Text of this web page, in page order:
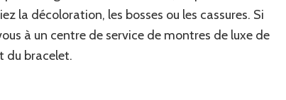
la décoloration, les bosses ou les cassures. Si
à un centre de service de montres de luxe de
du bracelet.